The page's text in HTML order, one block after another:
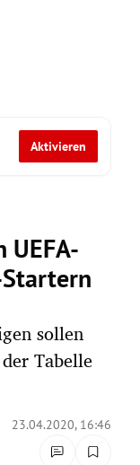
Aktivieren
UEFA-
sollen
Tabelle
23.04.2020, 16:46